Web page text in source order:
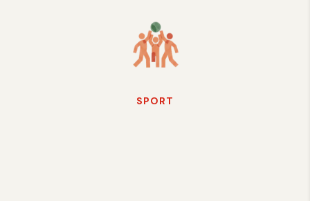
SPORT